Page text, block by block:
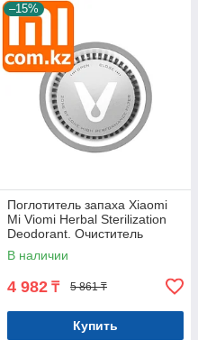
–15%
Поглотитель запаха Xiaomi
Mi Viomi Herbal Sterilization
Deodorant. Очиститель
холодильника. Фильтр.
Арт.5921
В наличии
4 982 ₸ 5 861 ₸
Купить